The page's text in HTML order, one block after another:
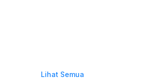
Lihat Semua